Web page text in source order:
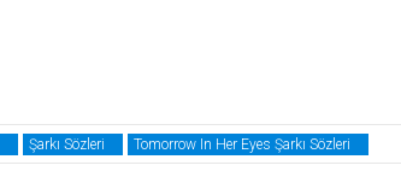
Şarkı Sözleri Tomorrow In Her Eyes Şarkı Sözleri